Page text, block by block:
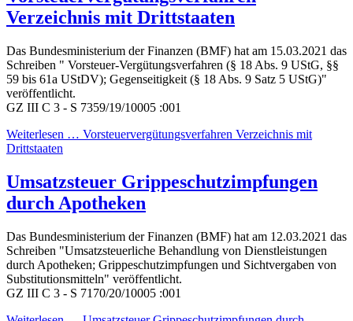
Verzeichnis mit Drittstaaten
Das Bundesministerium der Finanzen (BMF) hat am 15.03.2021 das
Schreiben " Vorsteuer-Vergütungsverfahren (§ 18 Abs. 9 UStG, §§
59 bis 61a UStDV); Gegenseitigkeit (§ 18 Abs. 9 Satz 5 UStG)"
veröffentlicht.
GZ III C 3 - S 7359/19/10005 :001
Weiterlesen … Vorsteuervergütungsverfahren Verzeichnis mit
Drittstaaten
Umsatzsteuer Grippeschutzimpfungen
durch Apotheken
Das Bundesministerium der Finanzen (BMF) hat am 12.03.2021 das
Schreiben "Umsatzsteuerliche Behandlung von Dienstleistungen
durch Apotheken; Grippeschutzimpfungen und Sichtvergaben von
Substitutionsmitteln" veröffentlicht.
GZ III C 3 - S 7170/20/10005 :001